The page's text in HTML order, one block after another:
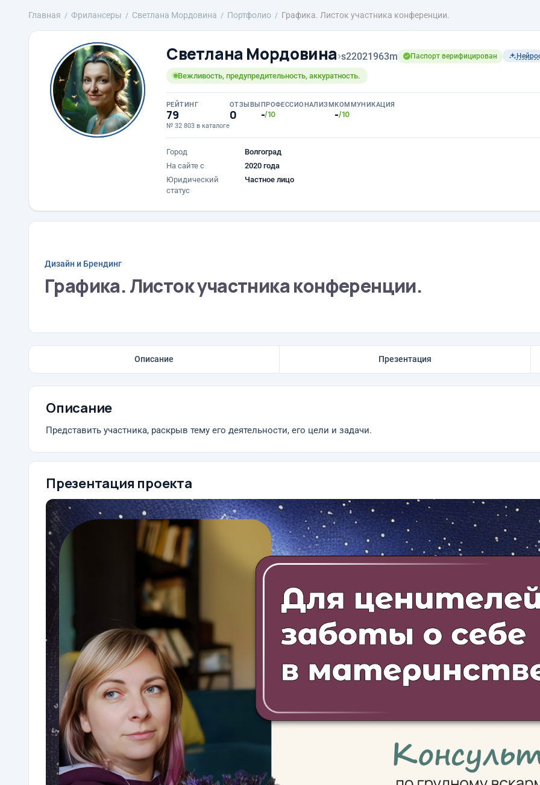
Главная Фрилансеры Светлана Мордовина Портфолио Графика. Листок участника конференции.
Светлана Мордовина›s22021963m Паспорт верифицирован
Вежливость, предупредительность, аккуратность.
РЕЙТИНГ
79
№ 32 803 в каталоге
ОТЗЫВЫ
0
ПРОФЕССИОНАЛИЗМ
-/10
КОММУНИКАЦИЯ
-/10
Город
Волгоград
На сайте с
2020 года
Юридический
статус
Частное лицо
Дизайн и Брендинг
Графика. Листок участника конференции.
Описание Презентация
Описание
Представить участника, раскрыв тему его деятельности, его цели и задачи.
Презентация проекта